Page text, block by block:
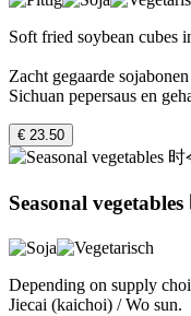
Soft fried soybean cubes
Zacht gegaarde
Sichuan pepersaus en
€ 23.50
Seasonal
Depending on supply
Jiecai (kaichoi) / Wo sun.